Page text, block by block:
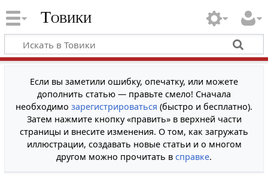
Товики
Если вы заметили ошибку, опечатку, или можете
дополнить статью — правьте смело! Сначала
необходимо зарегистрироваться (быстро и бесплатно).
Затем нажмите кнопку «править» в верхней части
страницы и внесите изменения. О том, как загружать
иллюстрации, создавать новые статьи и о многом
другом можно прочитать в справке.